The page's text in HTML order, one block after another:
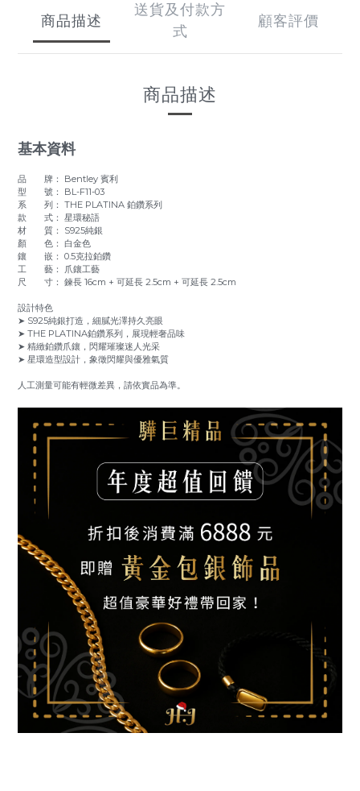
商品描述
送貨及付款方
式
顧客評價
商品描述
基本資料
品 牌： Bentley 賓利
型 號： BL-F11-03
系 列： THE PLATINA 鉑鑽系列
款 式： 星環秘語
材 質： S925純銀
顏 色： 白金色
鑲 嵌： 0.5克拉鉑鑽
工 藝： 爪鑲工藝
尺 寸： 鍊長 16cm + 可延長 2.5cm + 可延長 2.5cm
設計特色
➤ S925純銀打造，細膩光澤持久亮眼
➤ THE PLATINA鉑鑽系列，展現輕奢品味
➤ 精緻鉑鑽爪鑲，閃耀璀璨迷人光采
➤ 星環造型設計，象徵閃耀與優雅氣質
人工測量可能有輕微差異，請依實品為準。